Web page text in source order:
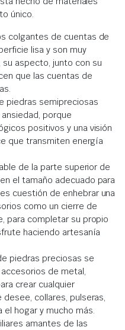
único.
colgantes de cuentas de
lisa y son muy
su aspecto, junto con su
que las cuentas de
piedras semipreciosas
porque
positivos y una visión
que transmiten energía
de la parte superior de
el tamaño adecuado para
cuestión de enhebrar una
como un cierre de
para completar su propio
haciendo artesanía
piedras preciosas se
de metal,
crear cualquier
collares, pulseras,
hogar y mucho más.
amantes de las